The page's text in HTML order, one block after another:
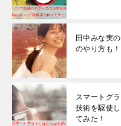
田中みな実
のやり方も！
スマートグ
技術を駆使
てみた！